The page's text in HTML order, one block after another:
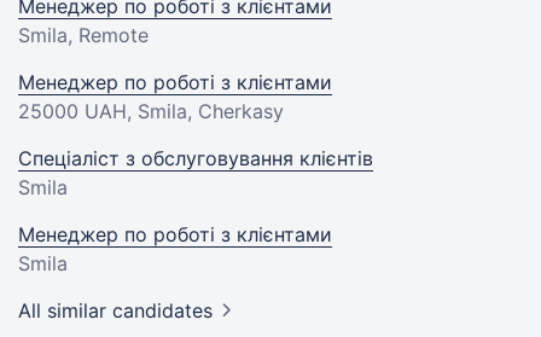
Менеджер по роботі з клієнтами
Smila, Remote
Менеджер по роботі з клієнтами
25000 UAH, Smila, Cherkasy
Спеціаліст з обслуговування клієнтів
Smila
Менеджер по роботі з клієнтами
Smila
All similar candidates